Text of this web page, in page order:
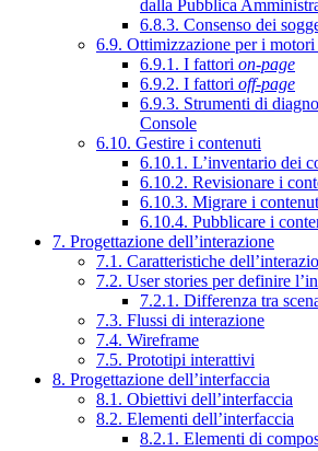
dalla Pubblica
6.8.3. Consenso dei
6.9. Ottimizzazione per i
6.9.1. I fattori on-page
6.9.2. I fattori off-page
6.9.3. Strumenti di
Console
6.10. Gestire i contenuti
6.10.1. L’inventario dei
6.10.2. Revisionare i
6.10.3. Migrare i
6.10.4. Pubblicare i
7. Progettazione dell’interazione
7.1. Caratteristiche
7.2. User stories per definire
7.2.1. Differenza tra
7.3. Flussi di interazione
7.4. Wireframe
7.5. Prototipi interattivi
8. Progettazione dell’interfaccia
8.1. Obiettivi dell’interfaccia
8.2. Elementi dell’interfaccia
8.2.1. Elementi di